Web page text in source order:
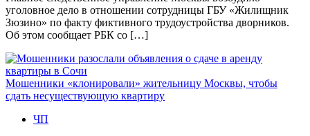
уголовное дело в отношении сотрудницы ГБУ «Жилищник
Зюзино» по факту фиктивного трудоустройства дворников.
Об этом сообщает РБК со […]
Мошенники «клонировали» жительницу Москвы, чтобы
сдать несуществующую квартиру
ЧП